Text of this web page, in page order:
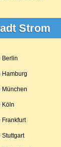
Strom
Berlin
Hamburg
München
Köln
Frankfurt
Stuttgart